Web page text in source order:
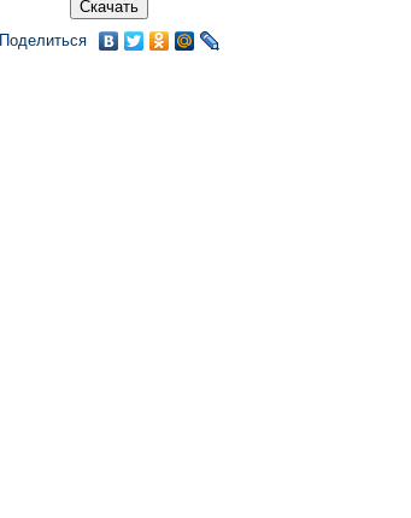
Поделиться